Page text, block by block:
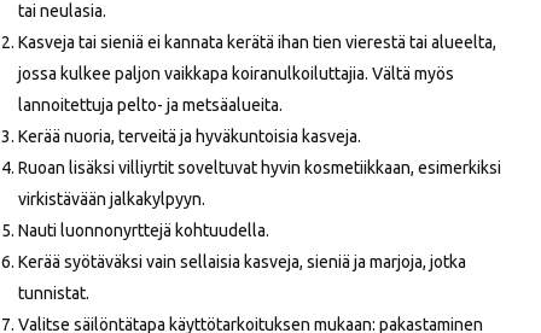
tai neulasia.
Kasveja tai sieniä ei kannata kerätä ihan tien vierestä tai alueelta,
jossa kulkee paljon vaikkapa koiranulkoiluttajia. Vältä myös
lannoitettuja pelto- ja metsäalueita.
Kerää nuoria, terveitä ja hyväkuntoisia kasveja.
Ruoan lisäksi villiyrtit soveltuvat hyvin kosmetiikkaan, esimerkiksi
virkistävään jalkakylpyyn.
Nauti luonnonyrttejä kohtuudella.
Kerää syötäväksi vain sellaisia kasveja, sieniä ja marjoja, jotka
tunnistat.
Valitse säilöntätapa käyttötarkoituksen mukaan: pakastaminen